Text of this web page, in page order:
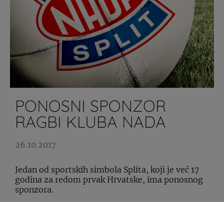
PONOSNI SPONZOR
RAGBI KLUBA NADA
26.10.2017
Jedan od sportskih simbola Splita, koji je već 17
godina za redom prvak Hrvatske, ima ponosnog
sponzora.